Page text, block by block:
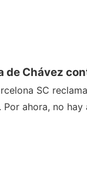
de Chávez
SC
ahora, no hay